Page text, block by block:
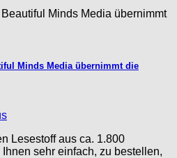
Minds Media übernimmt die
Lesestoff aus ca. 1.800
sehr einfach, zu bestellen,